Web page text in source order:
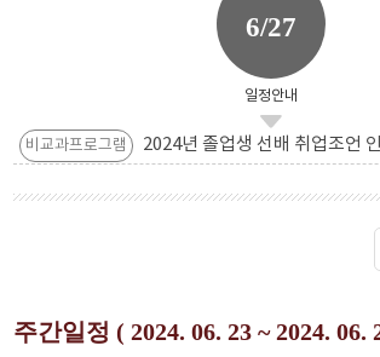
6/27
일정안내
비교과프로그램 2024년 졸업생 선배 취업조언
주간일정 ( 2024. 06. 23 ~ 2024. 06.